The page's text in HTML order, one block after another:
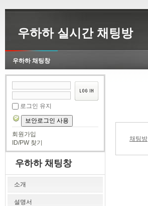
우하하 실시간 채팅방
우하하 채팅창
로그인 유지
보안로그인 사용
회원가입
ID/PW 찾기
우하하 채팅창
소개
설명서
채팅방